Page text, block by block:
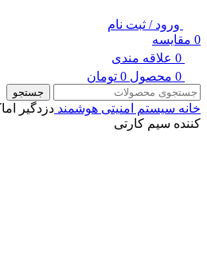
ورود / ثبت نام
0 مقایسه
0 علاقه مندی
0 محصول 0 تومان
جستجو
خانه سیستم امنیتی هوشمند
کننده سیم کارتی